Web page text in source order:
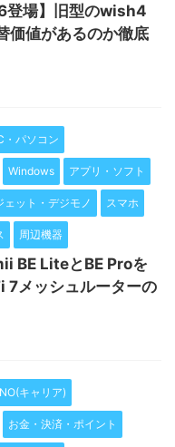
登場】旧型のwish4
価値があるのか徹底
・パソコン
Windows アプリ・ソフト
ェット・デジモノ スマホ
周辺機器
BE LiteとBE Proを
7メッシュルーターの
キャリア)
お金・決済・ポイント